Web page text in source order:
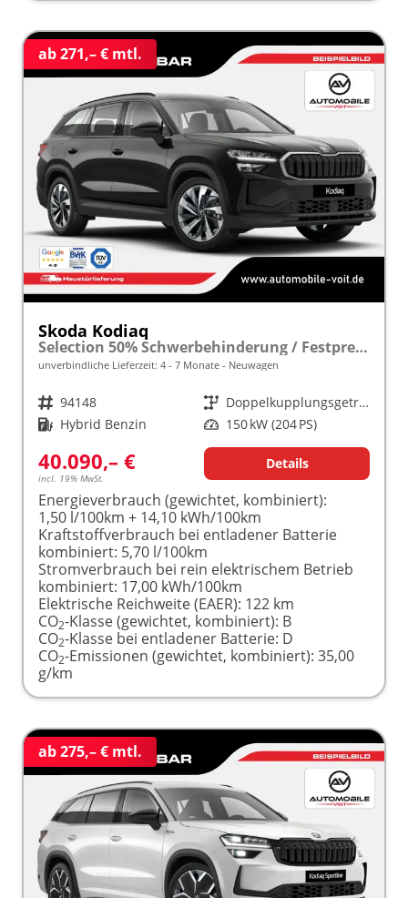
ab 271,– € mtl.
Skoda Kodiaq
Selection 50% Schwerbehinderung / Festpreisgarantie* Modelljahr 1.5 TSI iV PLUG-IN-HYBRID 204PS DSG "Sonderangebot bei Schwerbehinderung" frei konfigurierbar!
unverbindliche Lieferzeit: 4 - 7 Monate Neuwagen
Fahrzeugnr. 94148 Getriebe
Doppelkupplungsgetriebe (DSG)
Kraftstoff Hybrid Benzin Leistung 150 kW (204 PS)
40.090,– €
incl. 19% MwSt.
Details
Energieverbrauch (gewichtet, kombiniert):
1,50 l/100km + 14,10 kWh/100km
Kraftstoffverbrauch bei entladener Batterie
kombiniert: 5,70 l/100km
Stromverbrauch bei rein elektrischem Betrieb
kombiniert: 17,00 kWh/100km
Elektrische Reichweite (EAER): 122 km
CO2-Klasse (gewichtet, kombiniert): B
CO2-Klasse bei entladener Batterie: D
CO2-Emissionen (gewichtet, kombiniert): 35,00
g/km
ab 275,– € mtl.